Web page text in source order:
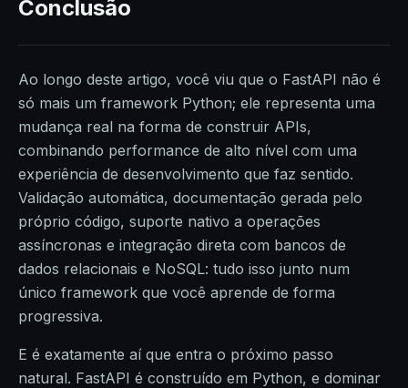
Conclusão
Ao longo deste artigo, você viu que o FastAPI não é
só mais um framework Python; ele representa uma
mudança real na forma de construir APIs,
combinando performance de alto nível com uma
experiência de desenvolvimento que faz sentido.
Validação automática, documentação gerada pelo
próprio código, suporte nativo a operações
assíncronas e integração direta com bancos de
dados relacionais e NoSQL: tudo isso junto num
único framework que você aprende de forma
progressiva.
E é exatamente aí que entra o próximo passo
natural. FastAPI é construído em Python, e dominar